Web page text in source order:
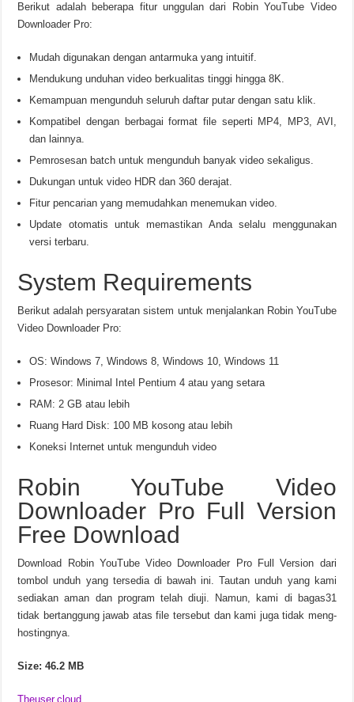
Berikut adalah beberapa fitur unggulan dari Robin YouTube Video
Downloader Pro:
Mudah digunakan dengan antarmuka yang intuitif.
Mendukung unduhan video berkualitas tinggi hingga 8K.
Kemampuan mengunduh seluruh daftar putar dengan satu klik.
Kompatibel dengan berbagai format file seperti MP4, MP3, AVI,
dan lainnya.
Pemrosesan batch untuk mengunduh banyak video sekaligus.
Dukungan untuk video HDR dan 360 derajat.
Fitur pencarian yang memudahkan menemukan video.
Update otomatis untuk memastikan Anda selalu menggunakan
versi terbaru.
System Requirements
Berikut adalah persyaratan sistem untuk menjalankan Robin YouTube
Video Downloader Pro:
OS: Windows 7, Windows 8, Windows 10, Windows 11
Prosesor: Minimal Intel Pentium 4 atau yang setara
RAM: 2 GB atau lebih
Ruang Hard Disk: 100 MB kosong atau lebih
Koneksi Internet untuk mengunduh video
Robin YouTube Video
Downloader Pro Full Version
Free Download
Download Robin YouTube Video Downloader Pro Full Version dari
tombol unduh yang tersedia di bawah ini. Tautan unduh yang kami
sediakan aman dan program telah diuji. Namun, kami di bagas31
tidak bertanggung jawab atas file tersebut dan kami juga tidak meng-
hostingnya.
Size: 46.2 MB
Theuser.cloud